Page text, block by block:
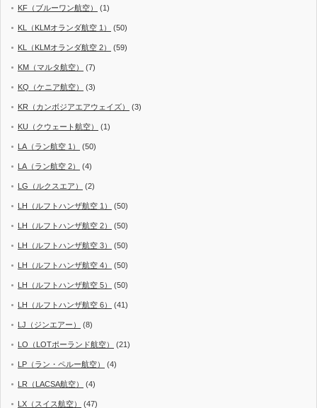
KF（ブルーワン航空） (1)
KL（KLMオランダ航空 1） (50)
KL（KLMオランダ航空 2） (59)
KM（マルタ航空） (7)
KQ（ケニア航空） (3)
KR（カンボジアエアウェイズ） (3)
KU（クウェート航空） (1)
LA（ラン航空 1） (50)
LA（ラン航空 2） (4)
LG（ルクスエア） (2)
LH（ルフトハンザ航空 1） (50)
LH（ルフトハンザ航空 2） (50)
LH（ルフトハンザ航空 3） (50)
LH（ルフトハンザ航空 4） (50)
LH（ルフトハンザ航空 5） (50)
LH（ルフトハンザ航空 6） (41)
LJ（ジンエアー） (8)
LO（LOTポーランド航空） (21)
LP（ラン・ペルー航空） (4)
LR（LACSA航空） (4)
LX（スイス航空） (47)